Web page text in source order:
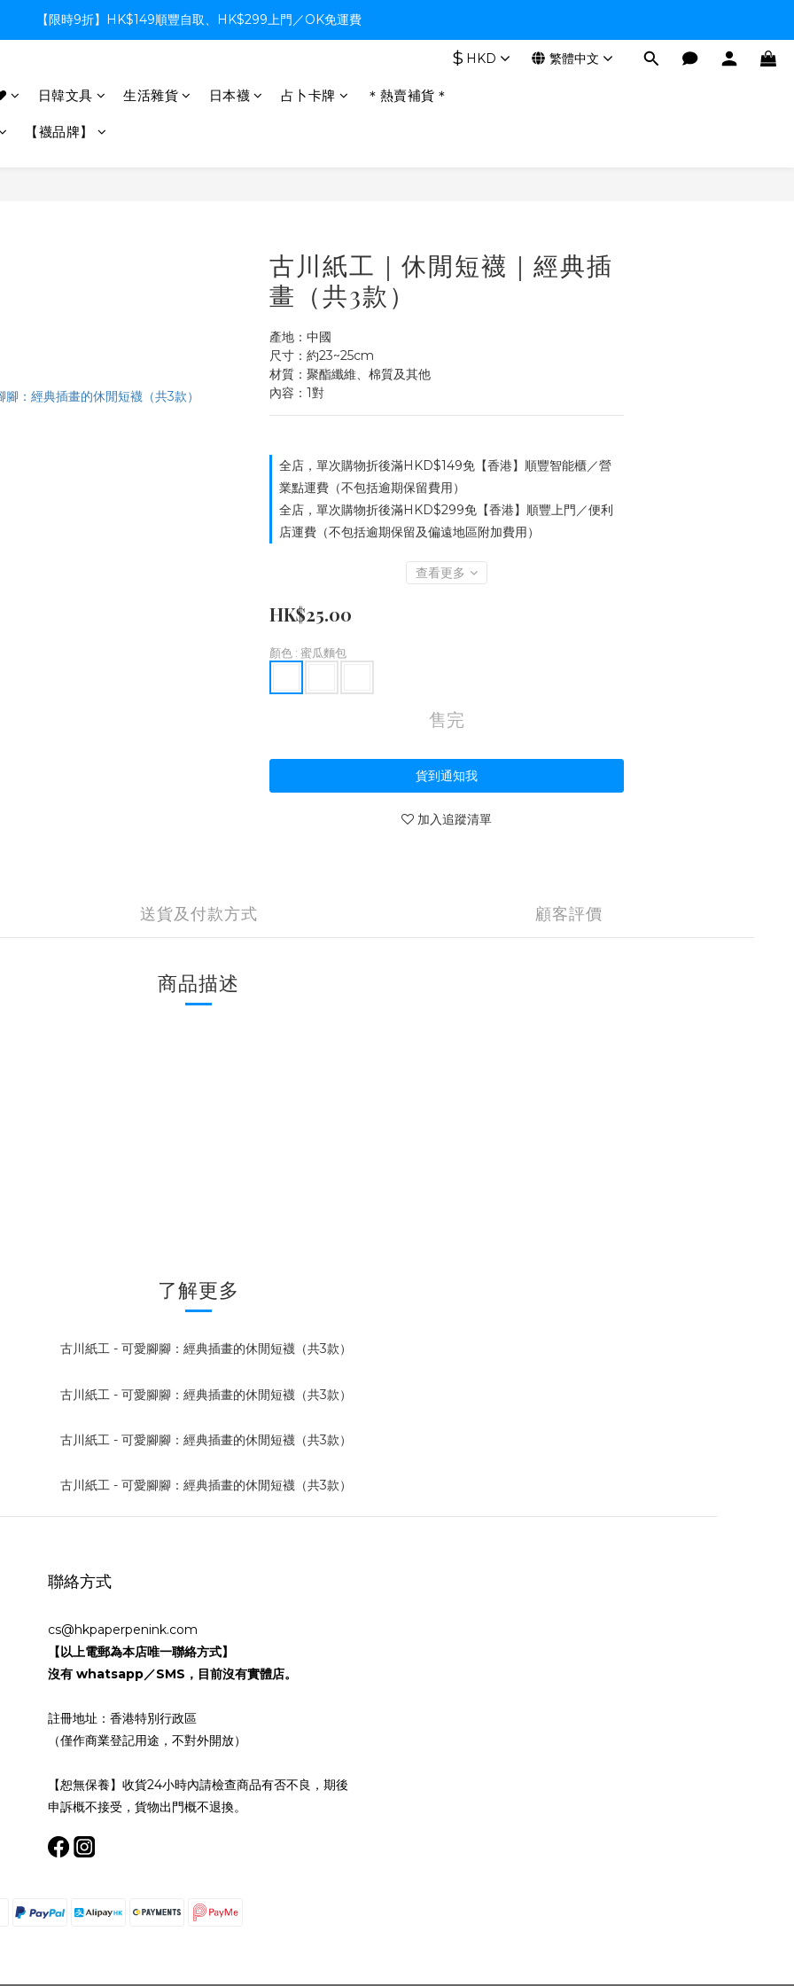
【限時9折】HK$149順豐自取、HK$299上門／OK免運費
【限時9折】HK$149順豐自取、HK$299上門／OK免運費
【限時9折】HK$149順豐自取、HK$299上門／OK免運費
$ HKD 繁體中文
日韓文具 生活雜貨 日本襪 占卜卡牌 ＊熱賣補貨＊
【襪品牌】
古川紙工｜休閒短襪｜經典插
畫（共3款）
產地：中國
尺寸：約23~25cm
材質：聚酯纖維、棉質及其他
內容：1對
全店，單次購物折後滿HKD$149免【香港】順豐智能櫃／營
業點運費（不包括逾期保留費用）
全店，單次購物折後滿HKD$299免【香港】順豐上門／便利
店運費（不包括逾期保留及偏遠地區附加費用）
查看更多
HK$25.00
顏色 : 蜜瓜麵包
售完
貨到通知我
加入追蹤清單
送貨及付款方式 顧客評價
商品描述
了解更多
聯絡方式
cs@hkpaperpenink.com
【以上電郵為本店唯一聯絡方式】
沒有 whatsapp／SMS，目前沒有實體店。
註冊地址：香港特別行政區
（僅作商業登記用途，不對外開放）
【恕無保養】收貨24小時內請檢查商品有否不良，期後
申訴概不接受，貨物出門概不退換。